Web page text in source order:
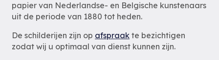
papier van Nederlandse- en Belgische kunstenaars
uit de periode van 1880 tot heden.
De schilderijen zijn op afspraak te bezichtigen
zodat wij u optimaal van dienst kunnen zijn.